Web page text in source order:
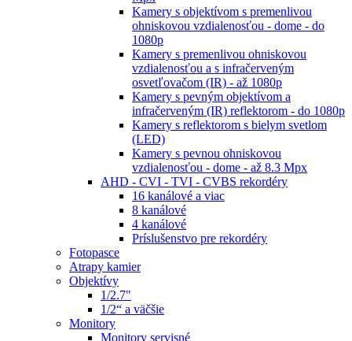
Kamery s objektívom s premenlivou
ohniskovou vzdialenosťou - dome - do
1080p
Kamery s premenlivou ohniskovou
vzdialenosťou a s infračerveným
osvetľovačom (IR) - až 1080p
Kamery s pevným objektívom a
infračerveným (IR) reflektorom - do 1080p
Kamery s reflektorom s bielym svetlom
(LED)
Kamery s pevnou ohniskovou
vzdialenosťou - dome - až 8.3 Mpx
AHD - CVI - TVI - CVBS rekordéry
16 kanálové a viac
8 kanálové
4 kanálové
Príslušenstvo pre rekordéry
Fotopasce
Atrapy kamier
Objektívy
1/2.7"
1/2“ a väčšie
Monitory
Monitory servisné